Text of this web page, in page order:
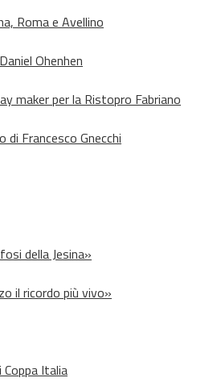
Roma e Avellino
Ohenhen
maker per la Ristopro Fabriano
Francesco Gnecchi
della Jesina»
il ricordo più vivo»
Italia